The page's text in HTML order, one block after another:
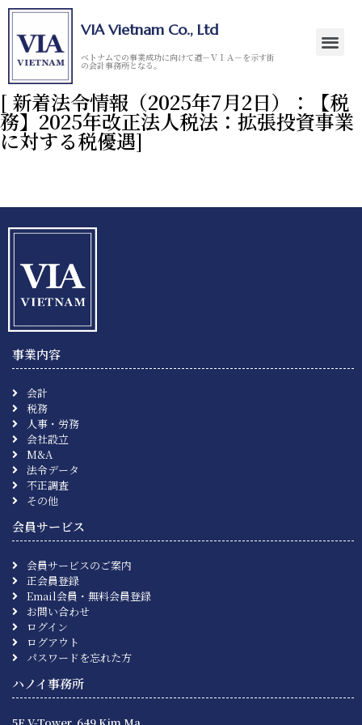
VIA Vietnam Co., Ltd
ベトナムでの事業成功に向けて道－ＶＩＡ－を示す街
の会計事務所となる。
[ 新着法令情報（2025年7月2日）：【税
務】2025年改正法人税法：拡張投資事業
に対する税優遇]
事業内容
会計
税務
人事・労務
会社設立
M&A
法令データ
不正調査
その他
会員サービス
会員サービスのご案内
正会員登録
Email会員・無料会員登録
お問い合わせ
ログイン
ログアウト
パスワードを忘れた方
ハノイ事務所